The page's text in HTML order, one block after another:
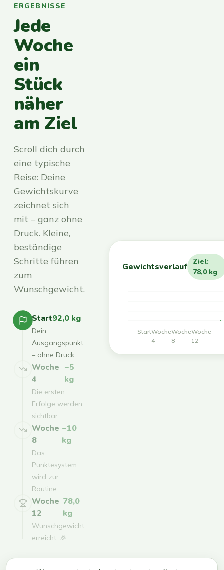
ERGEBNISSE
Jede
Woche
ein
Stück
näher
am Ziel
Scroll dich durch
eine typische
Reise: Deine
Gewichtskurve
zeichnet sich
mit – ganz ohne
Druck. Kleine,
beständige
Schritte führen
zum
Wunschgewicht.
Start92,0 kg
Dein
Ausgangspunkt
– ohne Druck.
Woche
4
−5
kg
Die ersten
Erfolge werden
sichtbar.
Woche
8
−10
kg
Das
Punktesystem
wird zur
Routine.
Woche
12
78,0
kg
Wunschgewicht
erreicht. 🎉
Gewichtsverlauf
Ziel:
78,0 kg
StartWoche
4
Woche
8
Woche
12